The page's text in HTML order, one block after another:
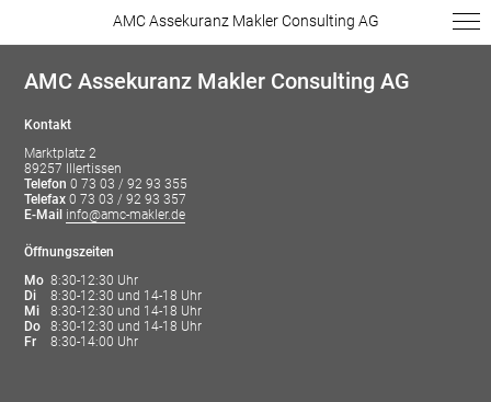
AMC Assekuranz Makler Consulting AG
AMC Assekuranz Makler Consulting AG
Kontakt
Marktplatz 2
89257 Illertissen
Telefon 0 73 03 / 92 93 355
Telefax 0 73 03 / 92 93 357
E-Mail info@amc-makler.de
Öffnungszeiten
Mo8:30-12:30 Uhr
Di
8:30-12:30 und 14-18 Uhr
Mi
8:30-12:30 und 14-18 Uhr
Do
8:30-12:30 und 14-18 Uhr
Fr
8:30-14:00 Uhr